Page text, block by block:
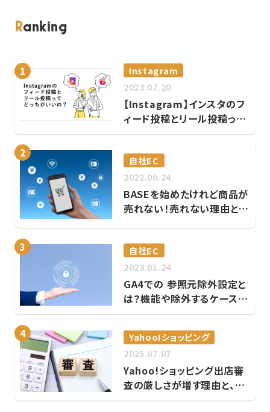
Ranking
1
Instagram
2023.07.20
【Instagram】インスタのフ
ィード投稿とリール投稿って
どっちがいいの？
2
自社EC
2022.06.24
BASEを始めたけれど商品が
売れない！売れない理由と売
3
自社EC
2023.01.24
GA4での 参照元除外設定と
は？機能や除外するケース、
設定方法を解説！
4
Yahoo!ショッピング
2025.07.07
Yahoo!ショッピング出店審
査の厳しさが増す理由と、見
落としがちな対策